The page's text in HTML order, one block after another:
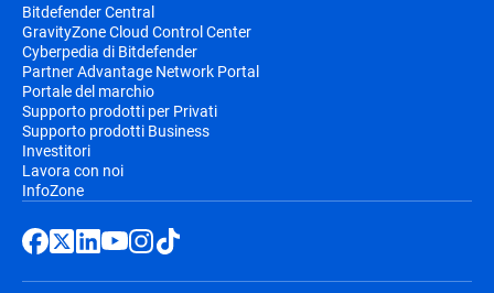
Bitdefender Central
GravityZone Cloud Control Center
Cyberpedia di Bitdefender
Partner Advantage Network Portal
Portale del marchio
Supporto prodotti per Privati
Supporto prodotti Business
Investitori
Lavora con noi
InfoZone